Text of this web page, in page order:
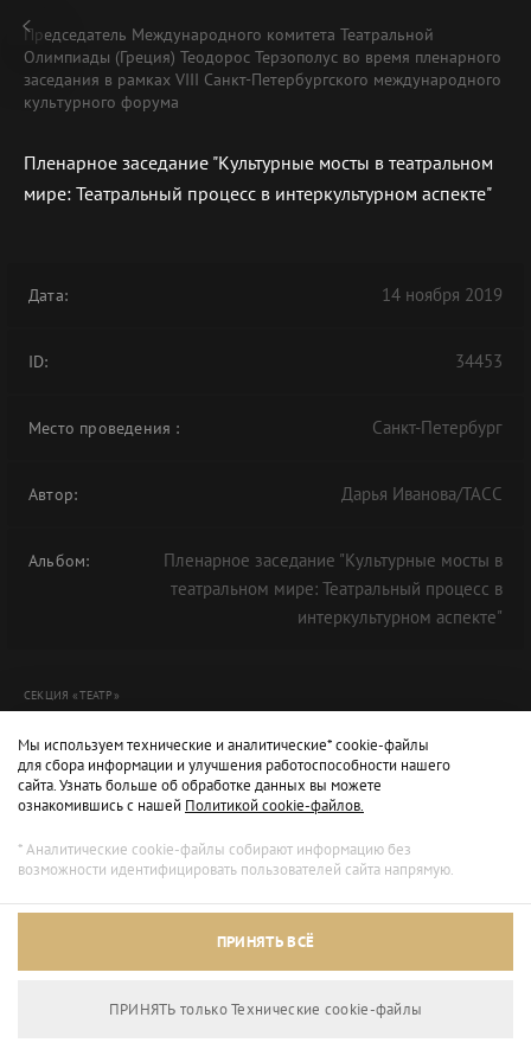
В АРХИВЕ
Архивный режим
Председатель Международного комитета Театральной
Олимпиады (Греция) Теодорос Терзополус во время пленарного
заседания в рамках VIII Санкт-Петербургского международного
культурного форума
Пленарное заседание "Культурные мосты в театральном
мире: Театральный процесс в интеркультурном аспекте"
Дата: 14 ноября 2019
ID: 34453
Место проведения : Санкт-Петербург
Автор: Дарья Иванова/ТАСС
Альбом:
Пленарное заседание "Культурные мосты в
театральном мире: Театральный процесс в
интеркультурном аспекте"
СЕКЦИЯ «ТЕАТР»
Мы используем технические и аналитические* cookie-файлы
для сбора информации и улучшения работоспособности нашего
сайта. Узнать больше об обработке данных вы можете
ознакомившись с нашей Политикой cookie-файлов.
* Аналитические cookie-файлы собирают информацию без
возможности идентифицировать пользователей сайта напрямую.
ПРИНЯТЬ ВСЁ
ПРИНЯТЬ только Технические сookie-файлы